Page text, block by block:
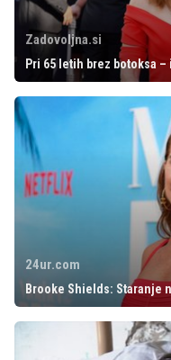
Zadovoljna.si
Pri 65 letih brez botoksa
24ur.com
Brooke Shields: Staranje